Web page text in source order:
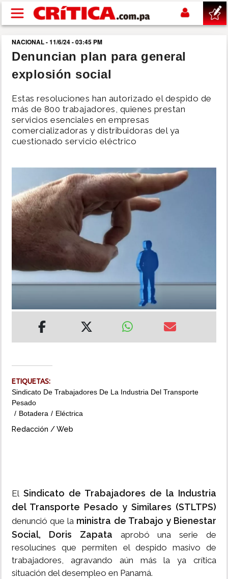
Pasar al contenido principal
buscar
SUCESOS
NACIONAL
POLÍTICA
DEPORTES
MUNDO
INSÓLITAS
NACIONAL - 11/6/24 - 03:45 PM
Denuncian plan para general
explosión social
Estas resoluciones han autorizado el despido de
más de 800 trabajadores, quienes prestan
servicios esenciales en empresas
comercializadoras y distribuidoras del ya
cuestionado servicio eléctrico
ETIQUETAS:
Sindicato De Trabajadores De La Industria Del Transporte
Pesado
Botadera
Eléctrica
Redacción / Web
El Sindicato de Trabajadores de la Industria
del Transporte Pesado y Similares (STLTPS)
denunció que la ministra de Trabajo y Bienestar
Social, Doris Zapata aprobó una serie de
resolucines que permiten el despido masivo de
trabajadores, agravando aún más la ya crítica
situación del desempleo en Panamá.